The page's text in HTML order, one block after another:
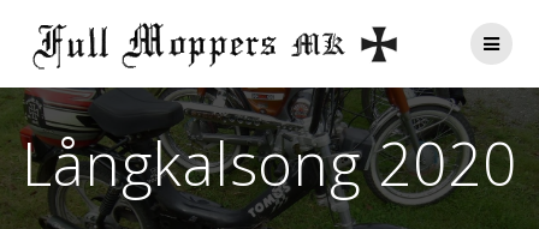
Långkalsong 2020